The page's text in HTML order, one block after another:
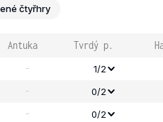
čtyřhry
Antuka Tvrdý p.
-
1/2
-
0/2
-
0/2